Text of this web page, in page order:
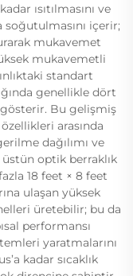
ısıtılmasını ve
içerir;
mukavemet
mukavemetli
standart
genellikle dört
Bu gelişmiş
arasında
dağılımı ve
optik berraklık
18 feet × 8 feet
ulaşan yüksek
üretebilir; bu da
performansı
yaratmalarını
kadar sıcaklık